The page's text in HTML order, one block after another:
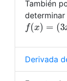
También
f(x)=(3x
Derivada